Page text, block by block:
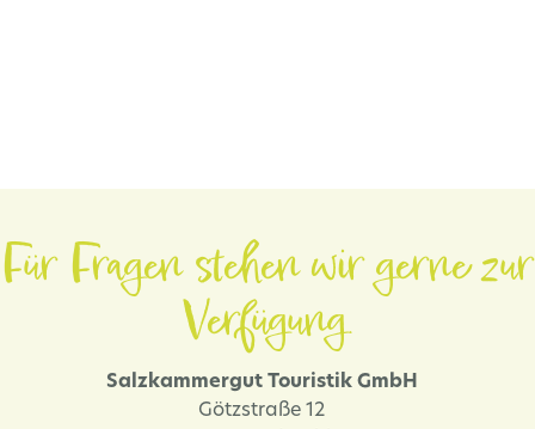
Für Fragen stehen wir gerne zur
Verfügung.
Salzkammergut Touristik GmbH
Götzstraße 12